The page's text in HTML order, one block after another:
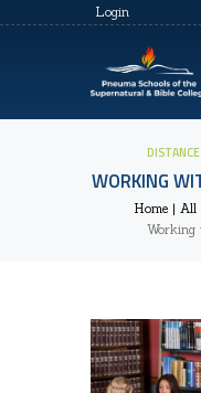
Login
WORKING
Home All
Working
HOME
ABOUT US
COZ